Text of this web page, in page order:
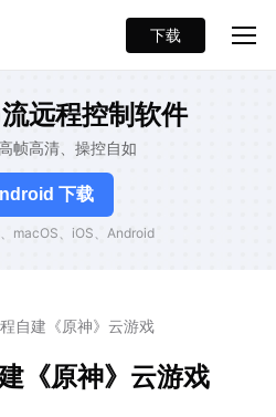
下载
远程控制软件
帧高清、操控自如
下载
macOS、iOS、Android
自建《原神》云游戏
《原神》云游戏